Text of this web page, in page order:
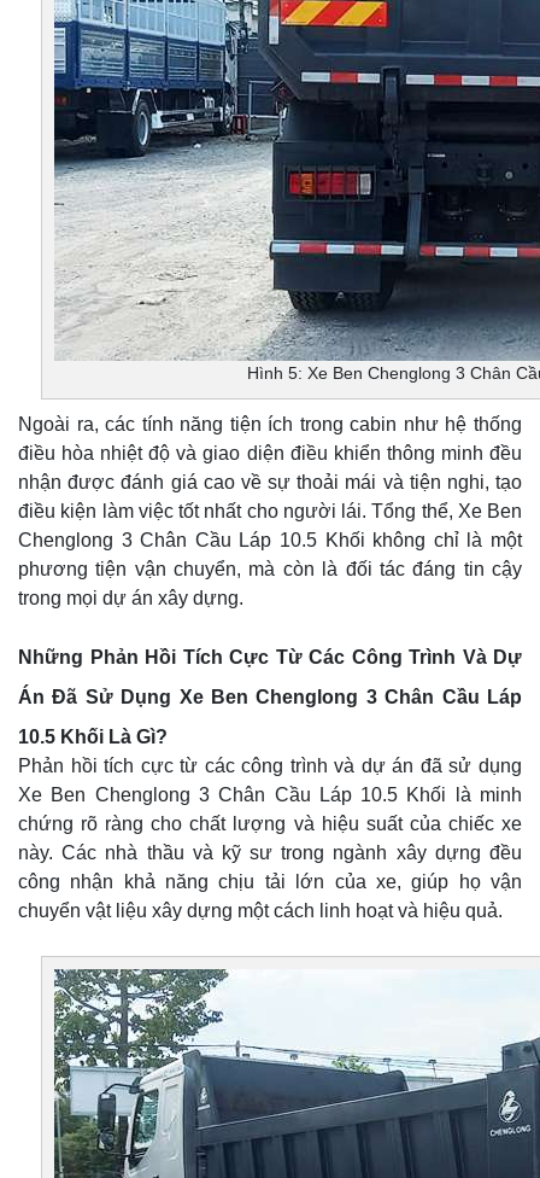
Hình 5: Xe Ben Chenglong 3 Chân
Ngoài ra, các tính năng tiện ích trong cabin như hệ thống
điều hòa nhiệt độ và giao diện điều khiển thông minh đều
nhận được đánh giá cao về sự thoải mái và tiện nghi, tạo
điều kiện làm việc tốt nhất cho người lái. Tổng thể, Xe Ben
Chenglong 3 Chân Cầu Láp 10.5 Khối không chỉ là một
phương tiện vận chuyển, mà còn là đối tác đáng tin cậy
trong mọi dự án xây dựng.
Những Phản Hồi Tích Cực Từ Các Công Trình Và Dự
Án Đã Sử Dụng Xe Ben Chenglong 3 Chân Cầu Láp
10.5 Khối Là Gì?
Phản hồi tích cực từ các công trình và dự án đã sử dụng
Xe Ben Chenglong 3 Chân Cầu Láp 10.5 Khối là minh
chứng rõ ràng cho chất lượng và hiệu suất của chiếc xe
này. Các nhà thầu và kỹ sư trong ngành xây dựng đều
công nhận khả năng chịu tải lớn của xe, giúp họ vận
chuyển vật liệu xây dựng một cách linh hoạt và hiệu quả.